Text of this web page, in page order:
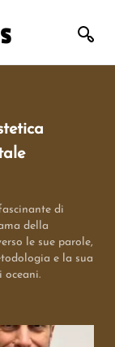
di
della
le sue parole,
e la sua
oceani.